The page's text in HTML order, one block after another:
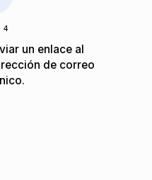
4
un enlace al
de correo